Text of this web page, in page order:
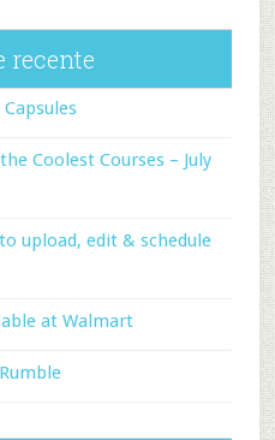
recente
Coolest Courses – July
upload, edit & schedule
at Walmart